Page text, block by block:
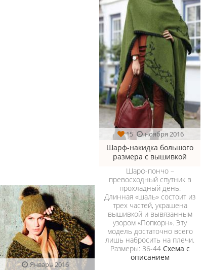
15 ноября 2016
Шарф-накидка большого
размера с вышивкой
Шарф-пончо –
превосходный спутник в
прохладный день.
Длинная «шаль» состоит из
трех частей, украшена
вышивкой и вывязанным
узором «Попкорн». Эту
модель достаточно всего
лишь набросить на плечи.
Размеры: 36-44 Схема с
описанием
Январь 2016